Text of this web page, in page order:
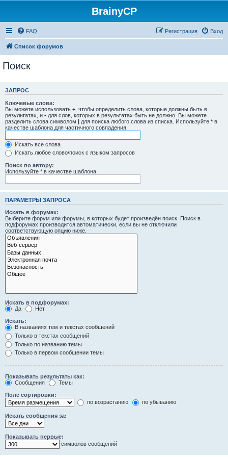
BrainyCP
FAQ Вход
Регистрация
Список форумов
Поиск
ЗАПРОС
Ключевые слова:
Вы можете использовать + , чтобы определить слова, которые должны быть в
результатах, и - для слов, которых в результатах быть не должно. Вы можете
разделить слова символом | для поиска любого слова из списка. Используйте * в
качестве шаблона для частичного совпадения.
Искать все слова
Искать любое слово/поиск с языком запросов
Поиск по автору:
Используйте * в качестве шаблона.
ПАРАМЕТРЫ ЗАПРОСА
Искать в форумах:
Выберите форум или форумы, в которых будет произведён поиск. Поиск в
подфорумах производится автоматически, если вы не отключили
соответствующую опцию ниже.
Искать в подфорумах:
Да
Нет
Искать:
В названиях тем и текстах сообщений
Только в текстах сообщений
Только по названию темы
Только в первом сообщении темы
Показывать результаты как:
Сообщения
Темы
Поле сортировки:
по возрастанию
по убыванию
Искать сообщения за:
Показывать первые:
символов сообщений